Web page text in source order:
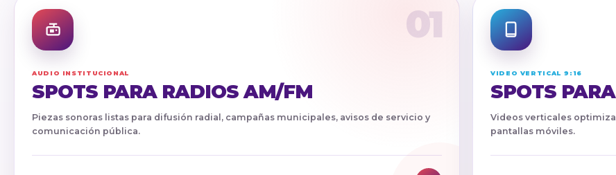
01
AUDIO INSTITUCIONAL
SPOTS PARA RADIOS AM/FM
Piezas sonoras listas para difusión radial, campañas municipales, avisos de servicio y
comunicación pública.
VIDEO VERTICAL 9:16
SPOTS
Videos verticales
pantallas móviles.